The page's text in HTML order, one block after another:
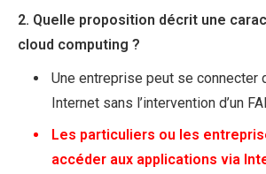
2. Quelle proposition décrit une
cloud computing ?
Une entreprise peut se connecter
Internet sans l’intervention d’un
Les particuliers ou les
accéder aux applications via